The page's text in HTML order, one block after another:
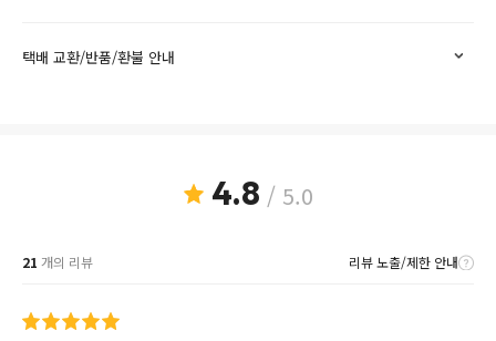
택배 교환/반품/환불 안내
4.8 / 5.0
21 개의 리뷰 리뷰 노출/제한 안내